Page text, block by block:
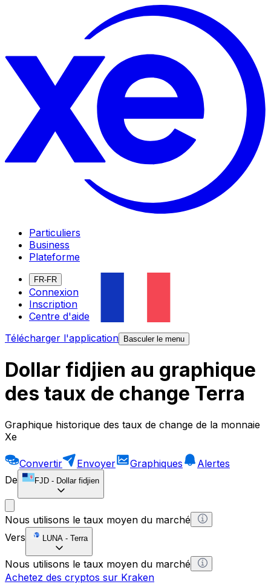
Particuliers
Business
Plateforme
FR-FR
Connexion
Inscription
Centre d'aide
Télécharger l'application
Basculer le menu
Dollar fidjien au graphique
des taux de change Terra
Graphique historique des taux de change de la monnaie
Xe
Convertir Envoyer Graphiques
Alertes
De
FJD - Dollar fidjien
Nous utilisons le taux moyen du marché
Vers
LUNA - Terra
Nous utilisons le taux moyen du marché
Achetez des cryptos sur Kraken